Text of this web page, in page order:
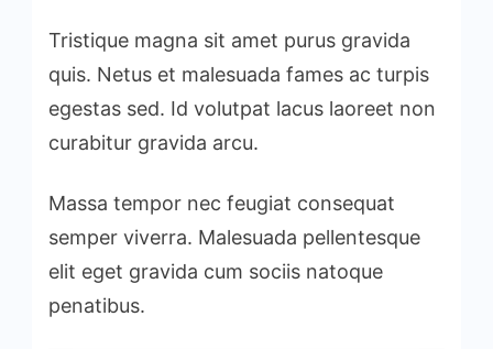
Tristique magna sit amet purus gravida
quis. Netus et malesuada fames ac turpis
egestas sed. Id volutpat lacus laoreet non
curabitur gravida arcu.
Massa tempor nec feugiat consequat
semper viverra. Malesuada pellentesque
elit eget gravida cum sociis natoque
penatibus.